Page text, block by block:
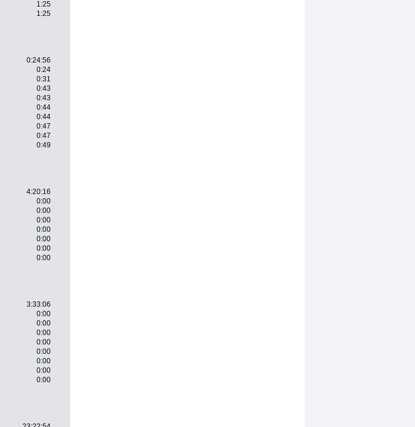
1:25
1:25
0:24:56
0:24
0:31
0:43
0:43
0:44
0:44
0:47
0:47
0:49
4:20:16
0:00
0:00
0:00
0:00
0:00
0:00
0:00
3:33:06
0:00
0:00
0:00
0:00
0:00
0:00
0:00
0:00